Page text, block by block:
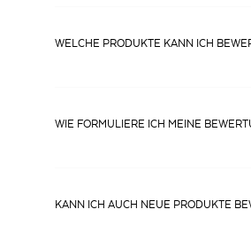
WELCHE PRODUKTE KANN ICH
WIE FORMULIERE ICH MEINE
verfassen, aber unsere Kunden
Ehrlichkeit am längsten.
KANN ICH AUCH NEUE PRODUKTE